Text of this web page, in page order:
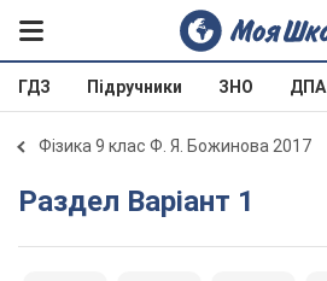
ГДЗ Підручники ЗНО ДПА
Фізика 9 клас Ф. Я. Божинова 2017
Раздел Варіант 1